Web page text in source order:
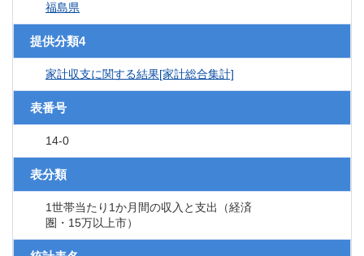
福島県
提供分類4
家計収支に関する結果[家計総合集計]
表番号
14-0
表分類
1世帯当たり1か月間の収入と支出（経済
圏・15万以上市）